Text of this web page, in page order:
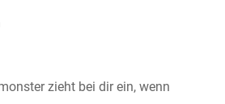
zieht bei dir ein, wenn